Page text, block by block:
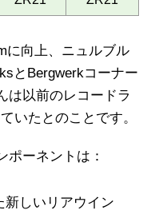
に向上、ニュルブル
とBergwerkコーナー
は以前のレコードラ
いたとのことです。
ポーネントは：
新しいリアウイン